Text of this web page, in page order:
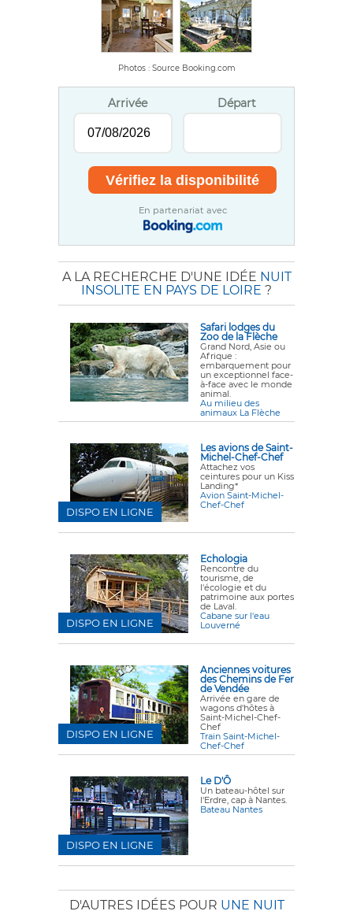
Photos : Source Booking.com
Arrivée Départ
En partenariat avec
A LA RECHERCHE D'UNE IDÉE NUIT
INSOLITE EN PAYS DE LOIRE ?
Safari lodges du
Zoo de la Flèche
Grand Nord, Asie ou
Afrique :
embarquement pour
un exceptionnel face-
à-face avec le monde
animal.
Au milieu des
animaux La Flèche
Les avions de Saint-
Michel-Chef-Chef
Attachez vos
ceintures pour un Kiss
Landing*
Avion Saint-Michel-
Chef-Chef
DISPO EN LIGNE
Echologia
Rencontre du
tourisme, de
l'écologie et du
patrimoine aux portes
de Laval.
Cabane sur l'eau
Louverné
DISPO EN LIGNE
Anciennes voitures
des Chemins de Fer
de Vendée
Arrivée en gare de
wagons d'hôtes à
Saint-Michel-Chef-
Chef
Train Saint-Michel-
Chef-Chef
DISPO EN LIGNE
Le D'Ô
Un bateau-hôtel sur
l'Erdre, cap à Nantes.
Bateau Nantes
DISPO EN LIGNE
D'AUTRES IDÉES POUR UNE NUIT